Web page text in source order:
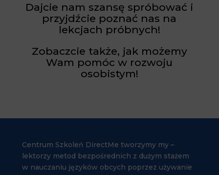
Dajcie nam szansę spróbować i
przyjdźcie poznać nas na
lekcjach próbnych!
Zobaczcie także, jak możemy
Wam pomóc w rozwoju
osobistym!
Centrum Szkoleń DirectMe tworzymy my –
lektorzy metod bezpośrednich z dużym stażem
w nauczaniu języków obcych poprzez używanie